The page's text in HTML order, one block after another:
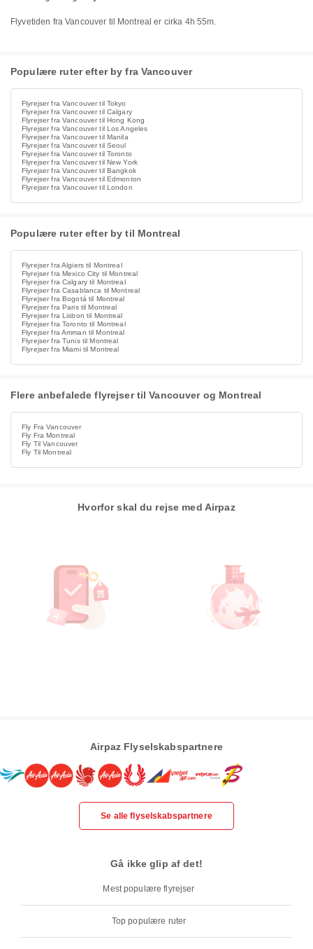
Flyvetiden fra Vancouver til Montreal er cirka 4h 55m.
Populære ruter efter by fra Vancouver
Flyrejser fra Vancouver til Tokyo
Flyrejser fra Vancouver til Calgary
Flyrejser fra Vancouver til Hong Kong
Flyrejser fra Vancouver til Los Angeles
Flyrejser fra Vancouver til Manila
Flyrejser fra Vancouver til Seoul
Flyrejser fra Vancouver til Toronto
Flyrejser fra Vancouver til New York
Flyrejser fra Vancouver til Bangkok
Flyrejser fra Vancouver til Edmonton
Flyrejser fra Vancouver til London
Populære ruter efter by til Montreal
Flyrejser fra Algiers til Montreal
Flyrejser fra Mexico City til Montreal
Flyrejser fra Calgary til Montreal
Flyrejser fra Casablanca til Montreal
Flyrejser fra Bogotá til Montreal
Flyrejser fra Paris til Montreal
Flyrejser fra Lisbon til Montreal
Flyrejser fra Toronto til Montreal
Flyrejser fra Amman til Montreal
Flyrejser fra Tunis til Montreal
Flyrejser fra Miami til Montreal
Flere anbefalede flyrejser til Vancouver og Montreal
Fly Fra Vancouver
Fly Fra Montreal
Fly Til Vancouver
Fly Til Montreal
Hvorfor skal du rejse med Airpaz
Airpaz Flyselskabspartnere
Se alle flyselskabspartnere
Gå ikke glip af det!
Mest populære flyrejser
Top populære ruter